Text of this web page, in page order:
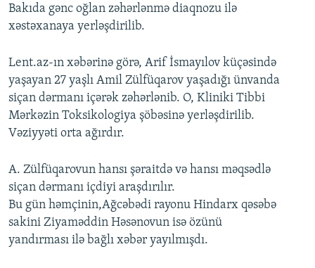
AZADLIQRADIOSU MOBIL TELEFONUNUZDA
BIZIMLƏ ƏLAQƏ
XƏBƏR BÜLLETENLƏRIMIZ
RFE/RL-in bütün saytları
Bakıda gənc oğlan zəhərlənmə diaqnozu ilə
xəstəxanaya yerləşdirilib.
Lent.az-ın xəbərinə görə, Arif İsmayılov küçəsində
yaşayan 27 yaşlı Amil Zülfüqarov yaşadığı ünvanda
siçan dərmanı içərək zəhərlənib. O, Kliniki Tibbi
Mərkəzin Toksikologiya şöbəsinə yerləşdirilib.
Vəziyyəti orta ağırdır.
A. Zülfüqarovun hansı şəraitdə və hansı məqsədlə
siçan dərmanı içdiyi araşdırılır.
Bu gün həmçinin,Ağcəbədi rayonu Hindarx qəsəbə
sakini Ziyaməddin Həsənovun isə özünü
yandırması ilə bağlı xəbər yayılmışdı.